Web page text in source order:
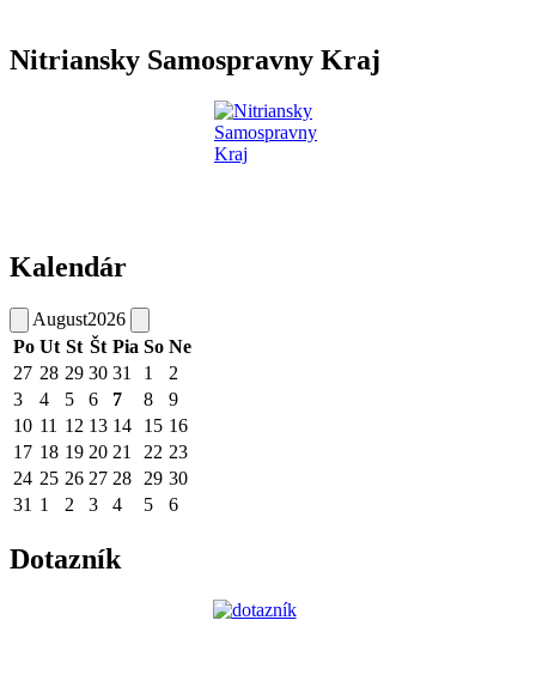
Nitriansky Samospravny Kraj
Kalendár
August2026
Po Ut St Št Pia So Ne
27 28 29 30 31 1
2
3
4 5 6 7 8
9
10 11 12 13 14 15 16
17 18 19 20 21 22 23
24 25 26 27 28 29 30
31 1 2 3 4 5 6
Dotazník